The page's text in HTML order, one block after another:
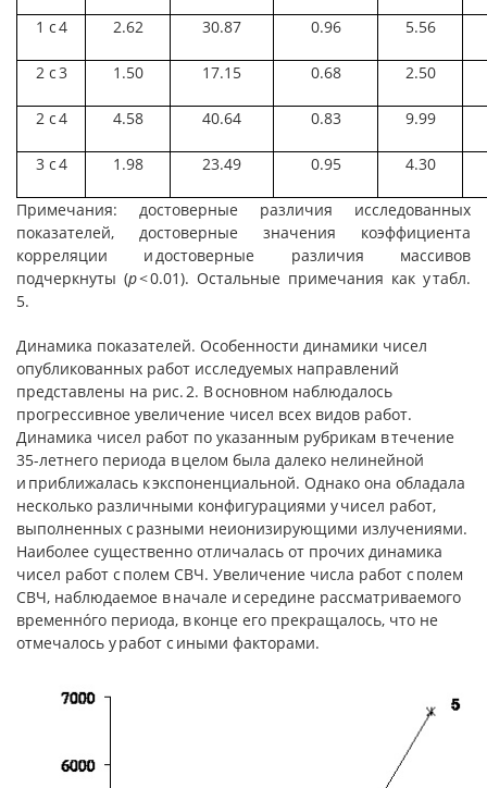
1 с 4 2.62 30.87 0.96 5.56
2 с 3 1.50 17.15 0.68 2.50
2 с 4 4.58 40.64 0.83 9.99
3 с 4 1.98 23.49 0.95 4.30
Примечания: достоверные различия исследованных
показателей, достоверные значения коэффициента
корреляции и достоверные различия массивов
подчеркнуты (p< 0.01). Остальные примечания как у табл.
5.
Динамика показателей. Особенности динамики чисел
опубликованных работ исследуемых направлений
представлены на рис. 2. В основном наблюдалось
прогрессивное увеличение чисел всех видов работ.
Динамика чисел работ по указанным рубрикам в течение
35-летнего периода в целом была далеко нелинейной
и приближалась к экспоненциальной. Однако она обладала
несколько различными конфигурациями у чисел работ,
выполненных с разными неионизирующими излучениями.
Наиболее существенно отличалась от прочих динамика
чисел работ с полем СВЧ. Увеличение числа работ с полем
СВЧ, наблюдаемое в начале и середине рассматриваемого
временнóго периода, в конце его прекращалось, что не
отмечалось у работ с иными факторами.